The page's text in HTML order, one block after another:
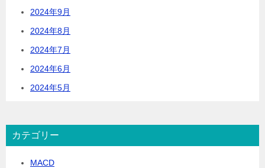
2024年9月
2024年8月
2024年7月
2024年6月
2024年5月
カテゴリー
MACD